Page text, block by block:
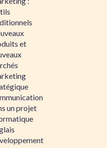
et
un projet